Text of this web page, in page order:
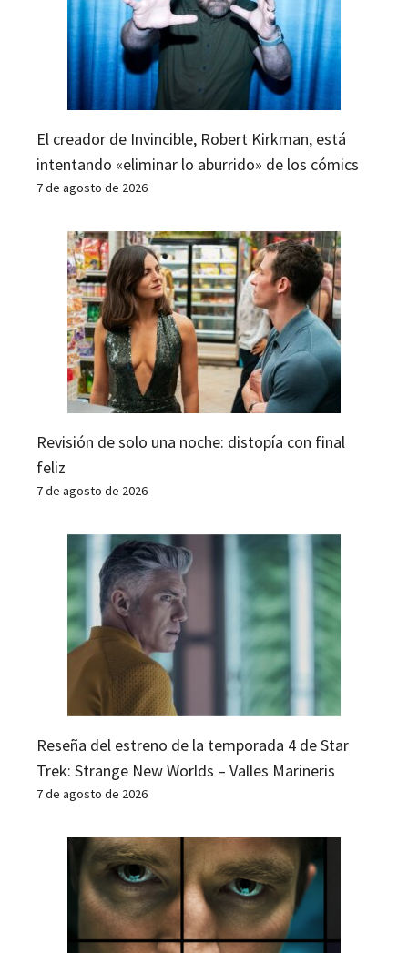
El creador de Invincible, Robert Kirkman, está
intentando «eliminar lo aburrido» de los cómics
7 de agosto de 2026
Revisión de solo una noche: distopía con final
feliz
7 de agosto de 2026
Reseña del estreno de la temporada 4 de Star
Trek: Strange New Worlds – Valles Marineris
7 de agosto de 2026